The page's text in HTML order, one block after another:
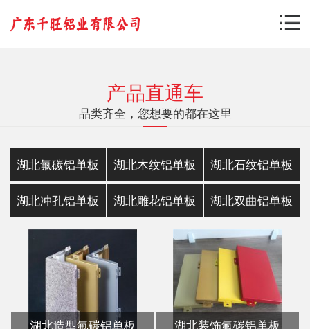
产品直通车
品类齐全，您想要的都在这里
湖北氟碳铝单板 湖北木纹铝单板 湖北石纹铝单板
湖北冲孔铝单板 湖北雕花铝单板 湖北双曲铝单板
湖北造型氟碳铝单板 湖北装饰氟碳铝单板